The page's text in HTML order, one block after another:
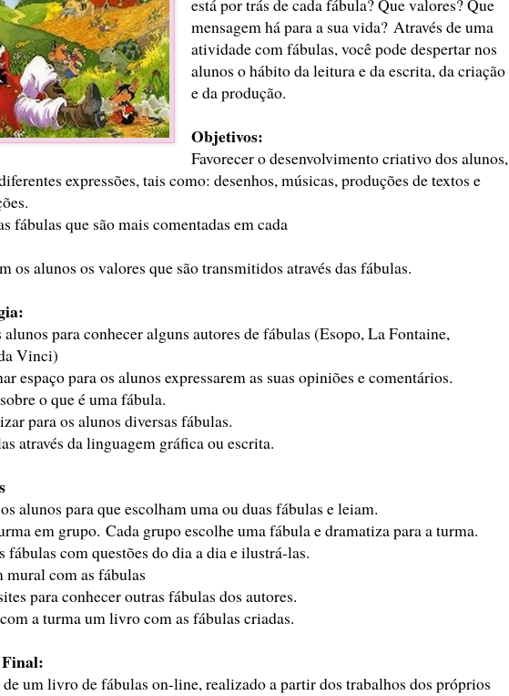
está por trás de cada fábula? Que valores? Que
mensagem há para a sua vida? Através de uma
atividade com fábulas, você pode despertar nos
alunos o hábito da leitura e da escrita, da criação
e da produção.
Objetivos:
Favorecer o desenvolvimento criativo dos alunos,
expressões, tais como: desenhos, músicas, produções de textos e
fábulas que são mais comentadas em cada
os alunos os valores que são transmitidos através das fábulas.
para conhecer alguns autores de fábulas (Esopo, La Fontaine,
Vinci)
espaço para os alunos expressarem as suas opiniões e comentários.
o que é uma fábula.
para os alunos diversas fábulas.
através da linguagem gráfica ou escrita.
alunos para que escolham uma ou duas fábulas e leiam.
em grupo. Cada grupo escolhe uma fábula e dramatiza para a turma.
fábulas com questões do dia a dia e ilustrá-las.
com as fábulas
para conhecer outras fábulas dos autores.
a turma um livro com as fábulas criadas.
um livro de fábulas on-line, realizado a partir dos trabalhos dos próprios